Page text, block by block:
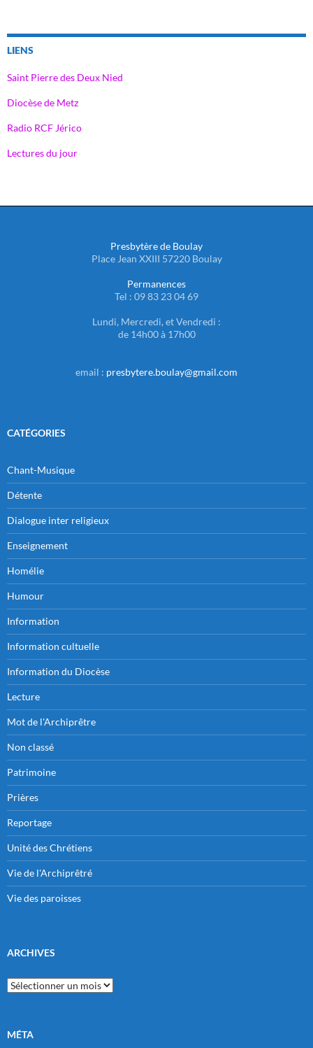
LIENS
Saint Pierre des Deux Nied
Diocèse de Metz
Radio RCF Jérico
Lectures du jour
Presbytère de Boulay
Place Jean XXIII 57220 Boulay
Permanences
Tel : 09 83 23 04 69
Lundi, Mercredi, et Vendredi :
de 14h00 à 17h00
email : presbytere.boulay@gmail.com
CATÉGORIES
Chant-Musique
Détente
Dialogue inter religieux
Enseignement
Homélie
Humour
Information
Information cultuelle
Information du Diocèse
Lecture
Mot de l'Archiprêtre
Non classé
Patrimoine
Prières
Reportage
Unité des Chrétiens
Vie de l'Archiprêtré
Vie des paroisses
ARCHIVES
Archives
MÉTA